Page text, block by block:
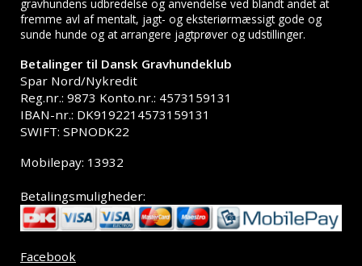
gravhundens udbredelse og anvendelse ved blandt andet at
fremme avl af mentalt, jagt- og eksteriørmæssigt gode og
sunde hunde og at arrangere jagtprøver og udstillinger.
Betalinger til Dansk Gravhundeklub
Spar Nord/Nykredit
Reg.nr.: 9873 Konto.nr.: 4573159131
IBAN-nr.: DK9192214573159131
SWIFT: SPNODK22
Mobilepay: 13932
Betalingsmuligheder:
Facebook